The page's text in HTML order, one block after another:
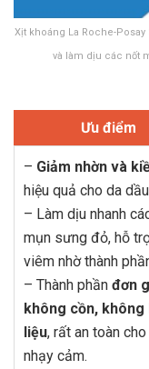
Xịt khoáng La Roche-
và làm dịu các nốt
Ưu điểm
– Giảm nhờn và
hiệu quả cho da
– Làm dịu nhanh
mụn sưng đỏ, hỗ
viêm nhờ thành
– Thành phần đơn
không cồn, không
liệu, rất an toàn
nhạy cảm.